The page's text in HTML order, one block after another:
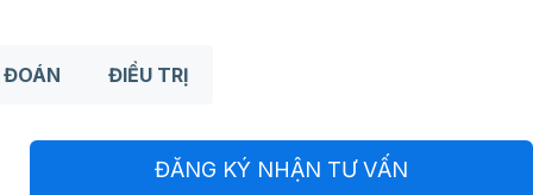
ĐOÁN ĐIỀU TRỊ
ĐĂNG KÝ NHẬN TƯ VẤN